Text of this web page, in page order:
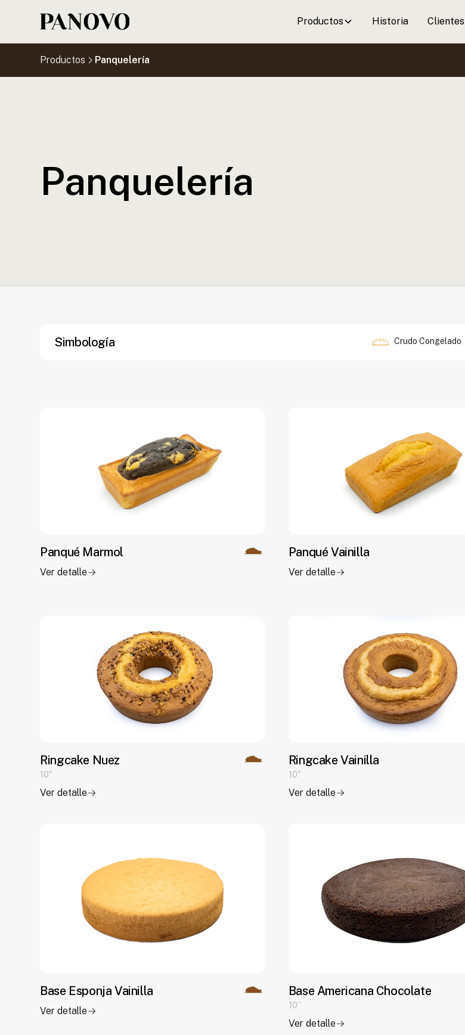
Productos Historia Clientes
Productos Panquelería
Panquelería
Simbología Crudo Congelado
Panqué Marmol
Ver detalle
Panqué Vainilla
Ver detalle
Ringcake Nuez
10"
Ver detalle
Ringcake Vainilla
10"
Ver detalle
Base Esponja Vainilla
Ver detalle
Base Americana Chocolate
10”
Ver detalle